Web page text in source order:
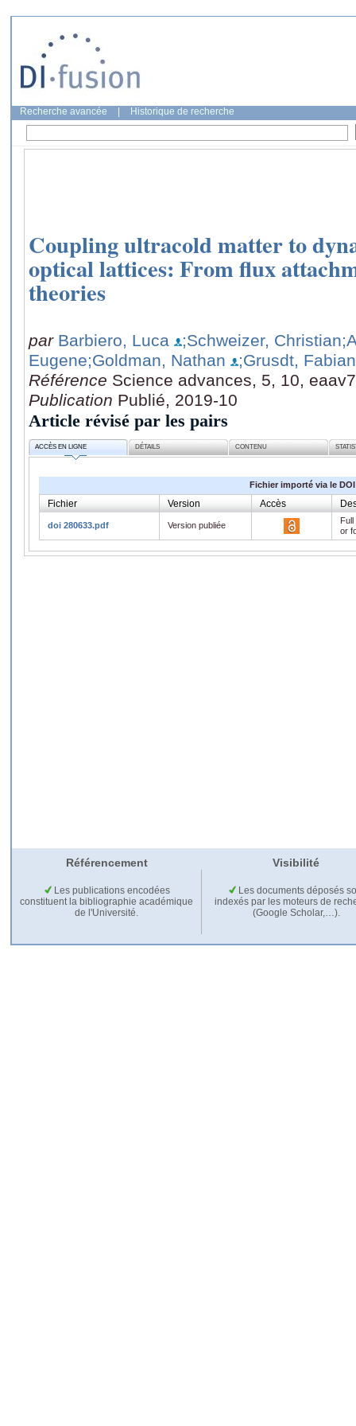
Recherche avancée Historique de recherche
Coupling ultracold matter to
optical lattices: From flux
theories
par Barbiero, Luca ;Schweizer, Christian
Eugene;Goldman, Nathan
;Grusdt, Fabian
Référence Science advances, 5, 10,
Publication Publié, 2019-10
Article révisé par les pairs
ACCÈS EN LIGNE DÉTAILS CONTENU
Fichier importé via le DOI
Fichier Version Accès
doi 280633.pdf Version publiée
or
Référencement Visibilité
Les publications encodées
constituent la bibliographie académique
de l'Université.
Les documents déposés
indexés par les moteurs de
(Google Scholar,…).